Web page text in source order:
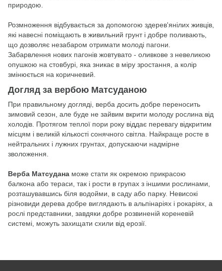
природою.
Розмноження відбувається за допомогою здерев'янілих живців,
які навесні поміщають в живильний грунт і добре поливають,
що дозволяє незабаром отримати молоді пагони.
Забарвлення нових пагонів жовтувато - оливкове з невеликою
опушкою на стовбурі, яка зникає в міру зростання, а колір
змінюється на коричневий.
Догляд за вербою Матсуданою
При правильному догляді, верба досить добре переносить
зимовий сезон, але буде не зайвим вкрити молоду рослина від
холодів. Протягом теплої пори року віддає перевагу відкритим
місцям і великій кількості сонячного світла. Найкраще росте в
нейтральних і лужних грунтах, допускаючи надмірне
зволоження.
Верба Матсудана може стати як окремою прикрасою
балкона або тераси, так і рости в групах з іншими рослинами,
розташувавшись біля водойми, в саду або парку. Невисокі
різновиди дерева добре виглядають в альпінаріях і рокаріях, а
рослі представники, завдяки добре розвиненій кореневій
системі, можуть захищати схили від ерозії.